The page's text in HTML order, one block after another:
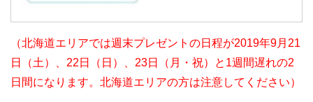
（北海道エリアでは週末プレゼントの日程が2019年9月21
日（土）、22日（日）、23日（月・祝）と1週間遅れの2
日間になります。北海道エリアの方は注意してください）